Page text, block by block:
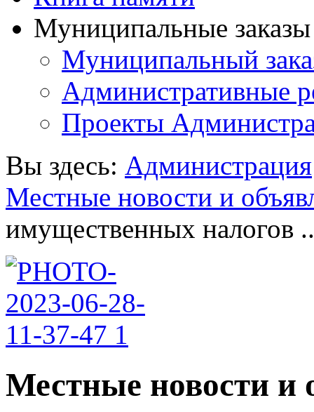
Муниципальные
Муниципальный
Административные
Проекты
Вы здесь: Администрация
Местные новости и
имущественных налогов
Местные новости и